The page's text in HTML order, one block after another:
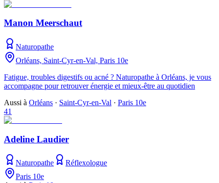
Manon Meerschaut
Naturopathe
Orléans, Saint-Cyr-en-Val, Paris 10e
Fatigue, troubles digestifs ou acné ? Naturopathe à Orléans, je vous
accompagne pour retrouver énergie et mieux-être au quotidien
Aussi à Orléans · Saint-Cyr-en-Val · Paris 10e
41
Adeline Laudier
Naturopathe
Réflexologue
Paris 10e